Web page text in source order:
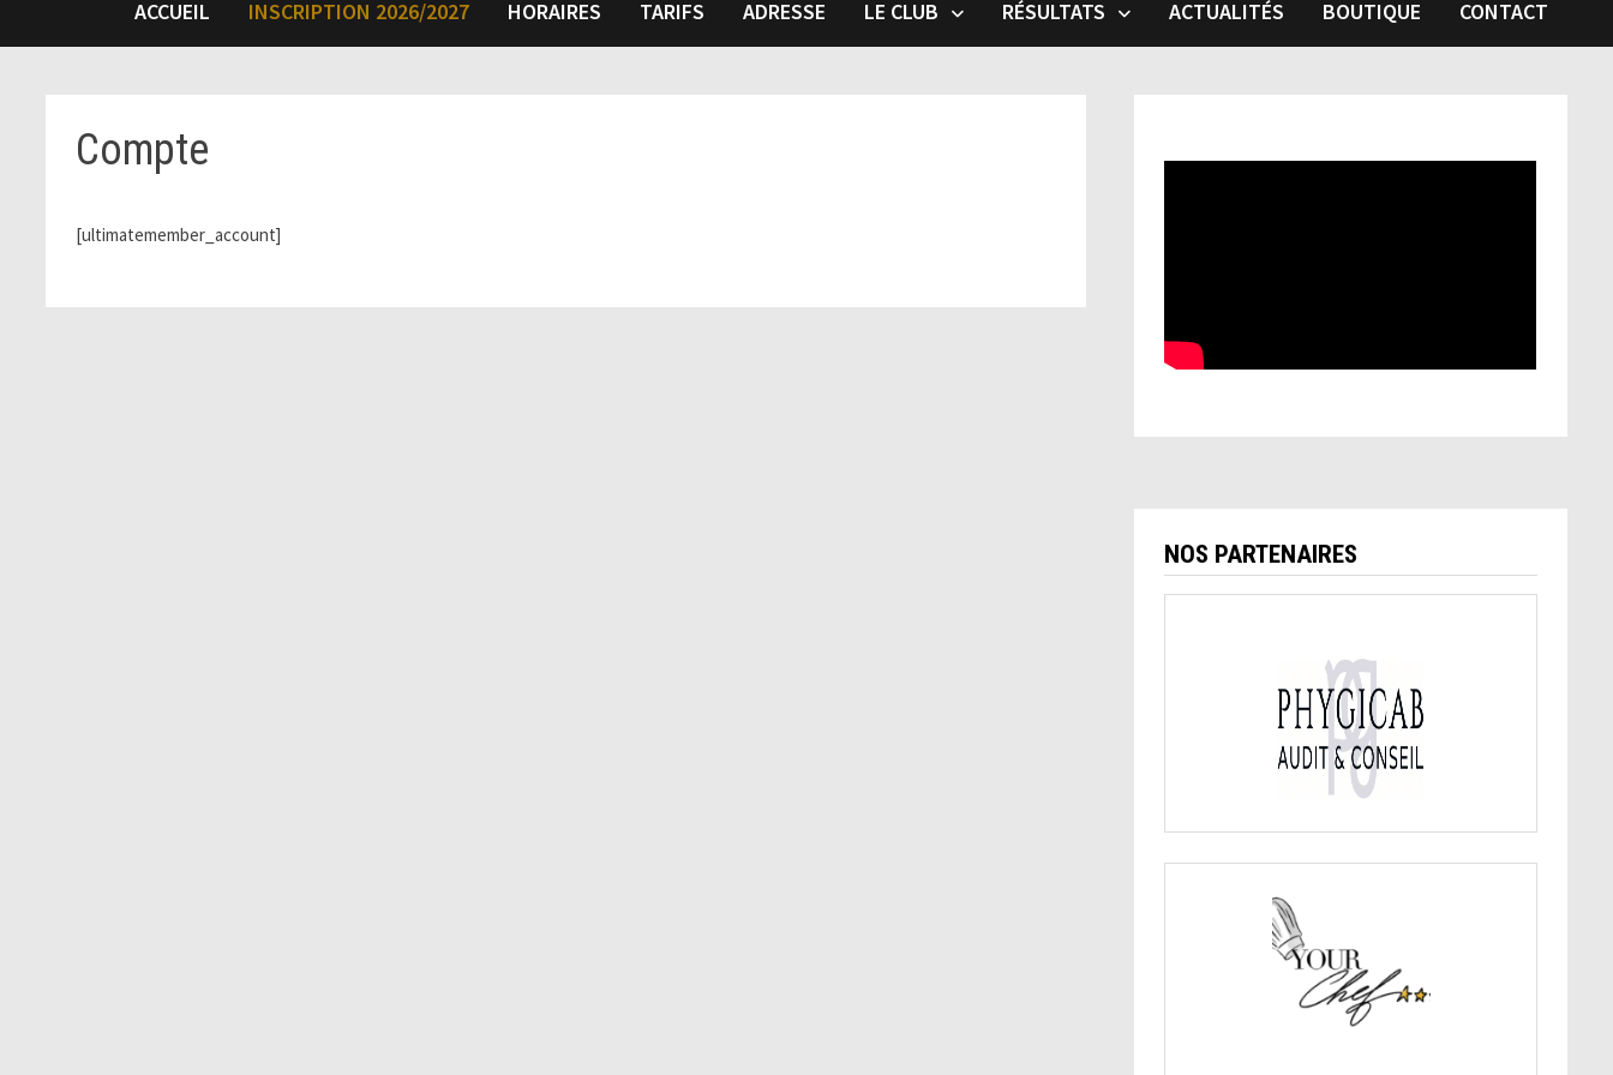
ACCUEIL INSCRIPTION 2026/2027 HORAIRES TARIFS ADRESSE LE CLUB RÉSULTATS ACTUALITÉS BOUTIQUE CONTACT
Compte
[ultimatemember_account]
NOS PARTENAIRES